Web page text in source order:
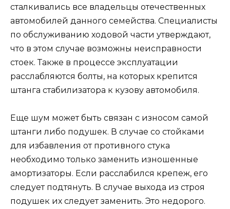
сталкивались все владельцы отечественных
автомобилей данного семейства. Специалисты
по обслуживанию ходовой части утверждают,
что в этом случае возможны неисправности
стоек. Также в процессе эксплуатации
расслабляются болты, на которых крепится
штанга стабилизатора к кузову автомобиля.
Еще шум может быть связан с износом самой
штанги либо подушек. В случае со стойками
для избавления от противного стука
необходимо только заменить изношенные
амортизаторы. Если расслабился крепеж, его
следует подтянуть. В случае выхода из строя
подушек их следует заменить. Это недорого.